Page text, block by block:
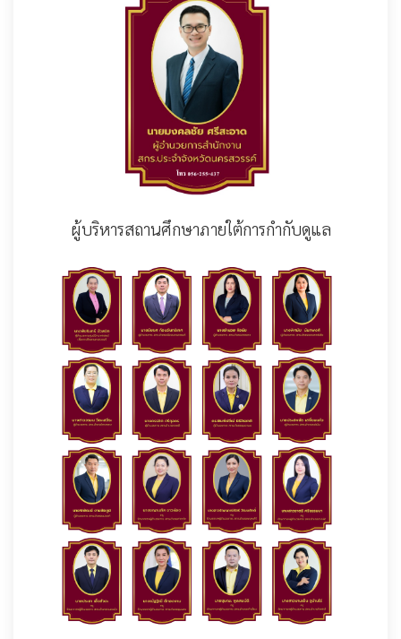
ผู้บริหารสถานศึกษาภายใต้การกำกับดูแล